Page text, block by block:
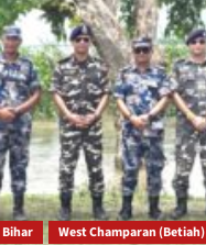
Bihar West Champaran (Betiah)